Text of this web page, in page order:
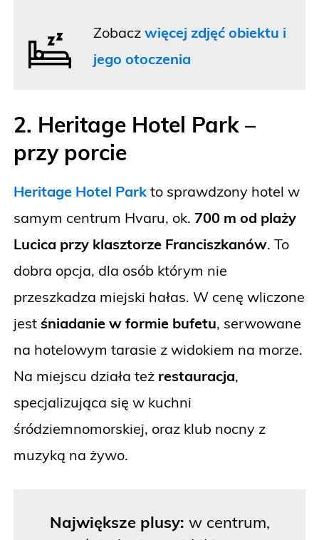
Zobaczwięcej zdjęć obiektu i
jego otoczenia
2. Heritage Hotel Park –
przy porcie
Heritage Hotel Park to sprawdzony hotel w
samym centrum Hvaru, ok. 700 m od plaży
Lucica przy klasztorze Franciszkanów. To
dobra opcja, dla osób którym nie
przeszkadza miejski hałas. W cenę wliczone
jest śniadanie w formie bufetu, serwowane
na hotelowym tarasie z widokiem na morze.
Na miejscu działa też restauracja,
specjalizująca się w kuchni
śródziemnomorskiej, oraz klub nocny z
muzyką na żywo.
Największe plusy: w centrum,